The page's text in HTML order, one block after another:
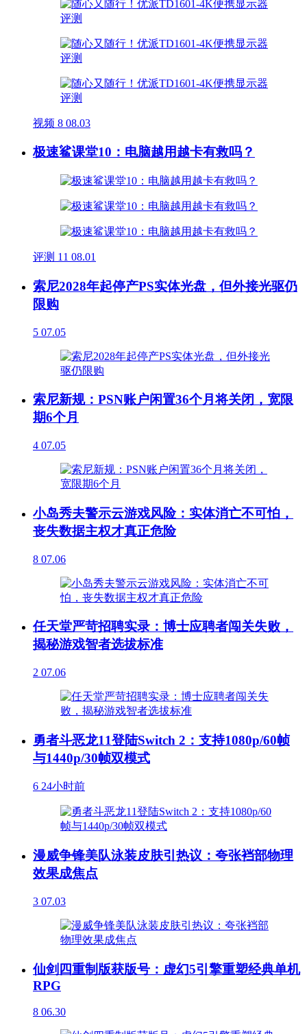
视频 8 08.03
极速鲨课堂10：电脑越用越卡有救吗？
评测 11 08.01
索尼2028年起停产PS实体光盘，但外接光驱仍
限购
5 07.05
索尼新规：PSN账户闲置36个月将关闭，宽限
期6个月
4 07.05
小岛秀夫警示云游戏风险：实体消亡不可怕，
丧失数据主权才真正危险
8 07.06
任天堂严苛招聘实录：博士应聘者闯关失败，
揭秘游戏智者选拔标准
2 07.06
勇者斗恶龙11登陆Switch 2：支持1080p/60帧
与1440p/30帧双模式
6 24小时前
漫威争锋美队泳装皮肤引热议：夸张裆部物理
效果成焦点
3 07.03
仙剑四重制版获版号：虚幻5引擎重塑经典单机
RPG
8 06.30